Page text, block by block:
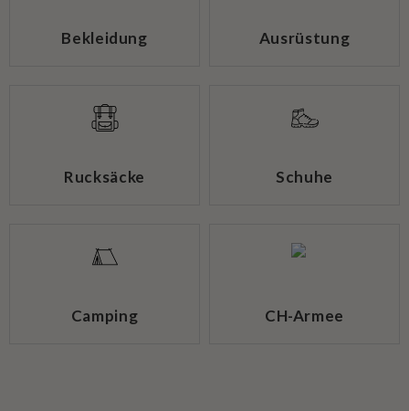
Bekleidung Ausrüstung
Rucksäcke Schuhe
Camping CH-Armee